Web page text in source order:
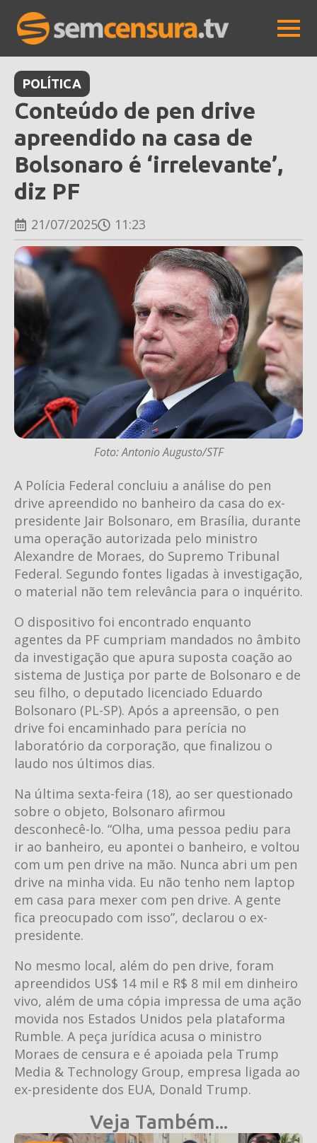
POLÍTICA
Conteúdo de pen drive
apreendido na casa de
Bolsonaro é ‘irrelevante’,
diz PF
21/07/2025 11:23
Foto: Antonio Augusto/STF
A Polícia Federal concluiu a análise do pen
drive apreendido no banheiro da casa do ex-
presidente Jair Bolsonaro, em Brasília, durante
uma operação autorizada pelo ministro
Alexandre de Moraes, do Supremo Tribunal
Federal. Segundo fontes ligadas à investigação,
o material não tem relevância para o inquérito.
O dispositivo foi encontrado enquanto
agentes da PF cumpriam mandados no âmbito
da investigação que apura suposta coação ao
sistema de Justiça por parte de Bolsonaro e de
seu filho, o deputado licenciado Eduardo
Bolsonaro (PL-SP). Após a apreensão, o pen
drive foi encaminhado para perícia no
laboratório da corporação, que finalizou o
laudo nos últimos dias.
Na última sexta-feira (18), ao ser questionado
sobre o objeto, Bolsonaro afirmou
desconhecê-lo. “Olha, uma pessoa pediu para
ir ao banheiro, eu apontei o banheiro, e voltou
com um pen drive na mão. Nunca abri um pen
drive na minha vida. Eu não tenho nem laptop
em casa para mexer com pen drive. A gente
fica preocupado com isso”, declarou o ex-
presidente.
No mesmo local, além do pen drive, foram
apreendidos US$ 14 mil e R$ 8 mil em dinheiro
vivo, além de uma cópia impressa de uma ação
movida nos Estados Unidos pela plataforma
Rumble. A peça jurídica acusa o ministro
Moraes de censura e é apoiada pela Trump
Media & Technology Group, empresa ligada ao
ex-presidente dos EUA, Donald Trump.
Veja Também...